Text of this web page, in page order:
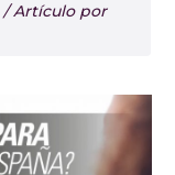
/ Artículo por